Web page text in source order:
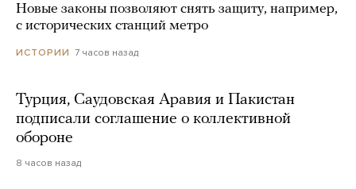
Новые законы позволяют снять защиту, например,
с исторических станций метро
ИСТОРИИ 7 часов назад
Турция, Саудовская Аравия и Пакистан
подписали соглашение о коллективной
обороне
8 часов назад